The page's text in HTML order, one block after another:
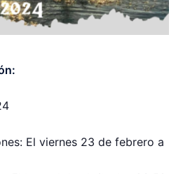
El viernes 23 de febrero a